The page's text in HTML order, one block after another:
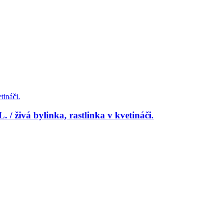
/ živá bylinka, rastlinka v kvetináči.